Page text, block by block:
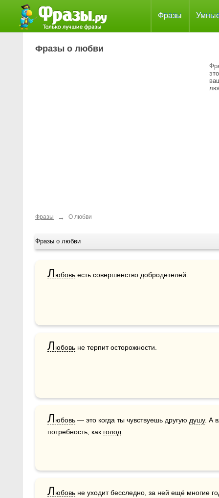
Фразы
Фразы о любви
Фразы → О любви
Фразы о любви
Любовь есть совершенство добродетелей.
Любовь не терпит осторожности.
Любовь — это когда ты чувствуешь другую душу. А
потребность, как голод
Любовь не уходит бесследно, за ней ещё многие